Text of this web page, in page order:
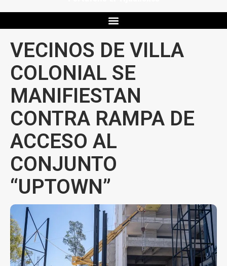
VECINOS DE VILLA
COLONIAL SE
MANIFIESTAN
CONTRA RAMPA DE
ACCESO AL
CONJUNTO
“UPTOWN”